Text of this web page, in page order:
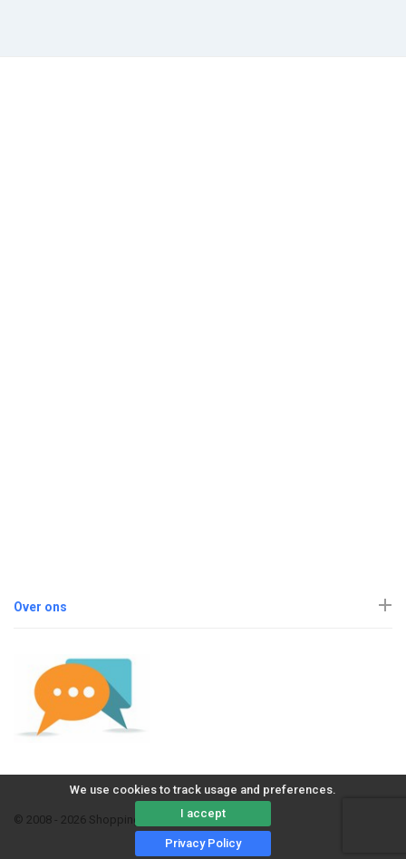
We use cookies to track usage and preferences.
I accept
Privacy Policy
Over ons
© 2008 - 2026 ShoppingErvaring